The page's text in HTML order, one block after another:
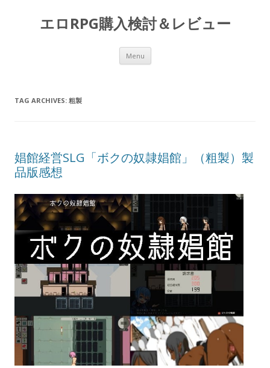
エロRPG購入検討＆レビュー
Menu Skip to content
TAG ARCHIVES: 粗製
娼館経営SLG「ボクの奴隷娼館」（粗製）製
品版感想